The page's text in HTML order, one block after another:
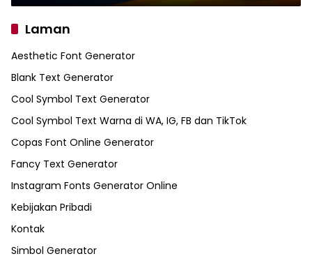
Laman
Aesthetic Font Generator
Blank Text Generator
Cool Symbol Text Generator
Cool Symbol Text Warna di WA, IG, FB dan TikTok
Copas Font Online Generator
Fancy Text Generator
Instagram Fonts Generator Online
Kebijakan Pribadi
Kontak
Simbol Generator